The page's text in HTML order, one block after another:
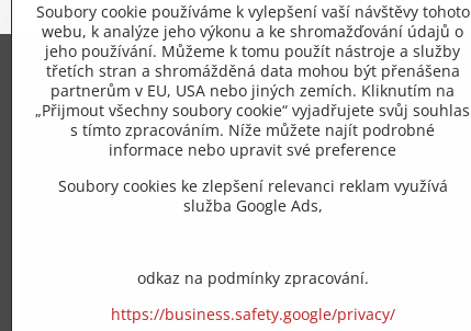
Trovita s.r.o.
+420 775 973 319
info​@zipzop​.cz
Soubory cookie používáme k vylepšení vaší návštěvy tohoto
webu, k analýze jeho výkonu a ke shromažďování údajů o
jeho používání. Můžeme k tomu použít nástroje a služby
třetích stran a shromážděná data mohou být přenášena
partnerům v EU, USA nebo jiných zemích. Kliknutím na
„Přijmout všechny soubory cookie“ vyjadřujete svůj souhlas
s tímto zpracováním. Níže můžete najít podrobné
informace nebo upravit své preference
Soubory cookies ke zlepšení relevanci reklam využívá
služba Google Ads,
odkaz na podmínky zpracování.
https://business.safety.google/privacy/